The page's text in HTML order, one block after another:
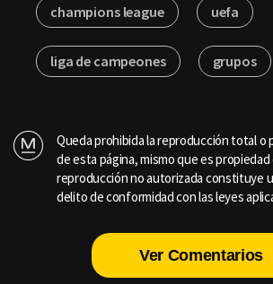
champions league uefa
liga de campeones grupos
Queda prohibida la reproducción total o
de esta página, mismo que es propiedad
reproducción no autorizada constituye
delito de conformidad con las leyes
Ver Comentarios